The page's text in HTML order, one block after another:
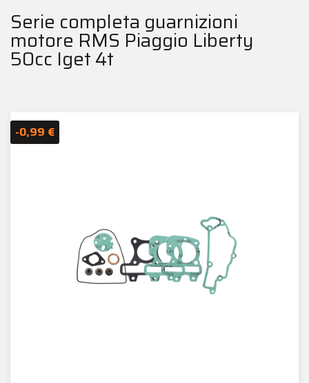
Serie completa guarnizioni
motore RMS Piaggio Liberty
50cc Iget 4t
-0,99 €